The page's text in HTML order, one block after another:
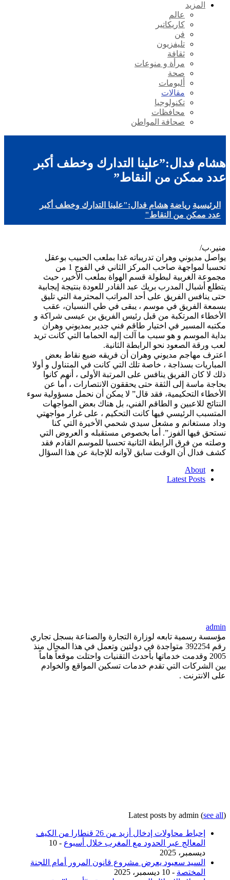
المزيد
عالم
كاريكاتير
فن
تليفزيون
ثقافة
مرأة و منوعات
صحة
ألبومات
مقالات
تكنولوجيا
محافظات
صحافة المواطن
هشام فدال:”علينا التدارك وخطف أكبر
عدد ممكن من النقاط”
الرئيسية رياضة هشام فدال:"علينا التدارك وخطف أكبر
عدد ممكن من النقاط"
منير.ب/
يواصل مديوني وهران تدريباته غدا بملعب الحبيب بوعقل
تحسبا لمواجهة صاحب المركز الثاني في الفوج 1 من
مجموعة الغربية لبطولة قسم الهواة بملعب الأخير، حيث
يتطلع أشبال المدرب بريك عبد القادر للعودة بنتيجة إيجابية
حتى ينافس الفريق على أحد المراتب المحترمة التي تليق
بسمعة الفريق في موسم ، يبقى في طي النسيان، عقب
الأخطاء المرتكبة من قبل رئيس الفريق بن عيسى شراكة و
مكتبه المسير في اختيار طاقم فني جدير بمديوني وهران
بداية الموسم و هو سبب ما آلت إليه الحماما التي كانت تريد
لعب ورقة الصعود نحو الرابطة الثانية.
اعترف مهاجم مديوني وهران أن فريقه ضيع نقاط بعض
المباريات بسذاجة ، خاصة تلك التي كانت في المتناول و أولا
ذلك لا كان الفريق ينافس على المرتبة الأولى ، أنهم كانوا
بحاجة ماسة إلى الثقة حتى يحققون الانتصارات ، أما عن
الأخطاء التحكيمية، فقد قال” لا يمكن أن نحمل مسؤولية سوء
النتائج للاعبين و الطاقم الفني، بل هناك بعض المواجهات
المتسبب الرئيسي فيها كانت التحكيم ، على غرار مواجهتي
وداد مستغانم و مشعل سيدي شحمي الأخيرة التي كنا
نستحق فيها الفوز”. أما بخصوص مستقبله و العروض التي
وصلته من فرق الرابطة الثانية تحسبا للموسم القادم فقد
كشف فدال أن الوقت سابق لآوانه للإجابة عن هذا السؤال
About
Latest Posts
admin
مؤسسة رسمية تابعه لوزارة التجارة والصناعة بسجل تجاري
رقم 392254 متواجدة في دولتين وتعمل في هذا المجال منذ
2005 وقدمت خدماتها بأحدث التقنيات واحتلت موقعاً هاماً
بين الشركات التي تقدم خدمات تسكين المواقع والخوادم
على الانترنت .
Latest posts by admin (see all)
إحباط محاولات إدخال أزيد من 26 قنطارا من الكيف
المعالج عبر الحدود مع المغرب خلال أسبوع
- 10
ديسمبر، 2025
السيد سعيود يعرض مشروع قانون المرور أمام اللجنة
المختصة - 10 ديسمبر، 2025